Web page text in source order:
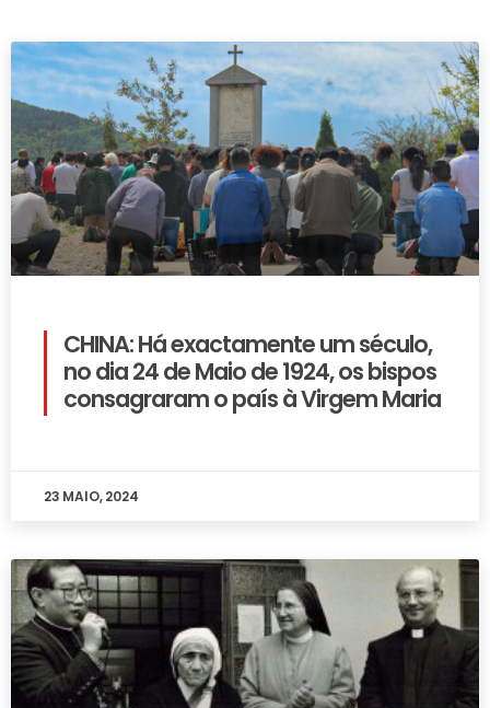
CHINA: Há exactamente um século,
no dia 24 de Maio de 1924, os bispos
consagraram o país à Virgem Maria
23 MAIO, 2024